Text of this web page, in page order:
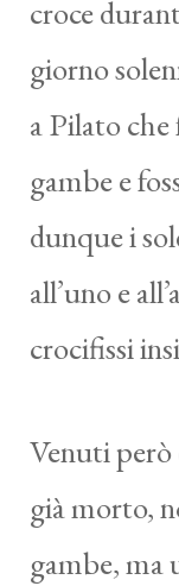
croce
giorno
a Pilato che
gambe e
dunque i
all’uno e
crocifissi
Venuti però
già morto,
gambe, ma